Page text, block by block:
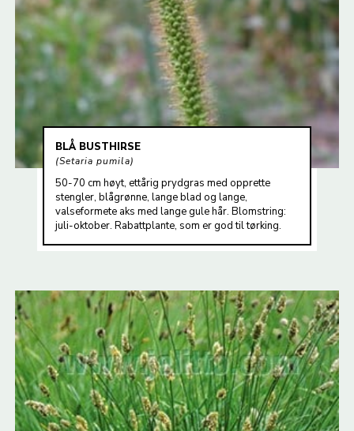
BLÅ BUSTHIRSE
Setaria pumila
50-70 cm høyt, ettårig prydgras med opprette
stengler, blågrønne, lange blad og lange,
valseformete aks med lange gule hår. Blomstring:
juli-oktober. Rabattplante, som er god til tørking.